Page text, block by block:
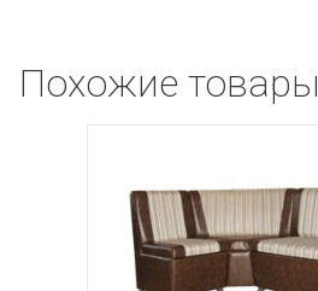
Похожие товары